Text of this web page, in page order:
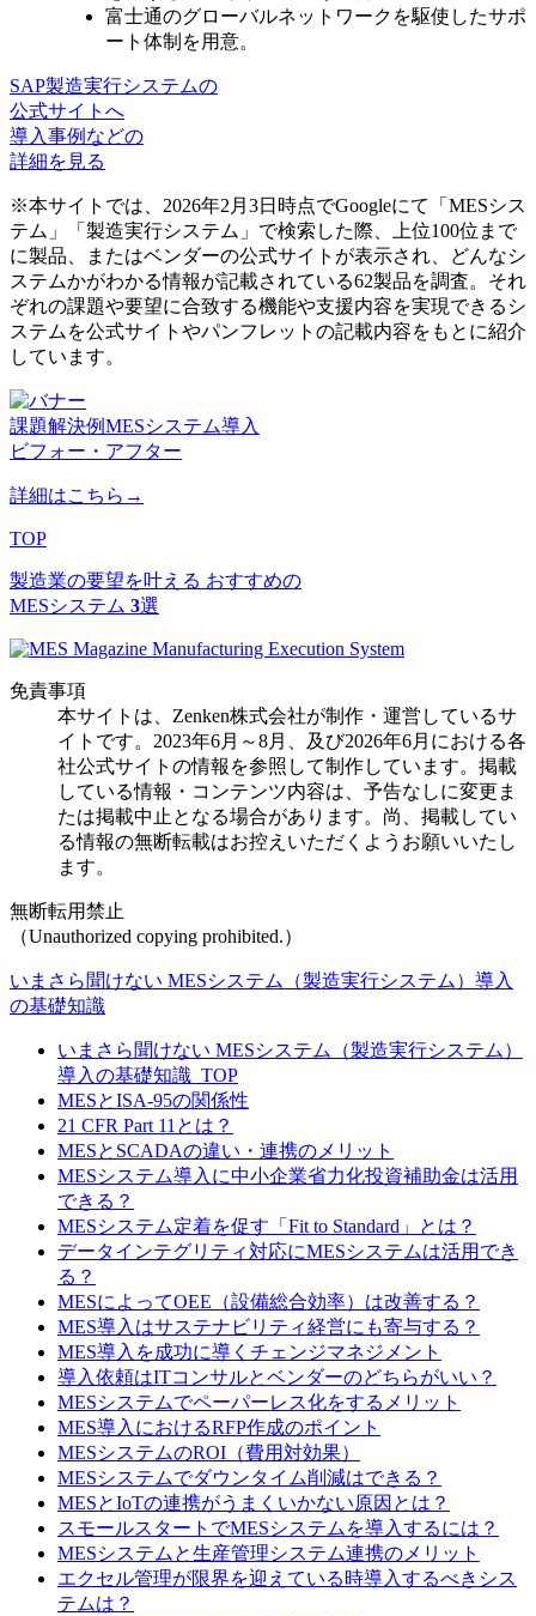
富士通のグローバルネットワークを駆使 したサポ
ート体制を用意。
SAP製造実行システムの
公式サイトへ
導入事例などの
詳細を見る
※本サイトでは、2026年2月3日時点でGoogleにて「MESシス
テム」「製造実行システム」で検索した際、上位100位まで
に製品、またはベンダーの公式サイトが表示され、どんなシ
ステムかがわかる情報が記載されている62製品を調査。それ
ぞれの課題や要望に合致する機能や支援内容を実現できるシ
ステムを公式サイトやパンフレットの記載内容をもとに紹介
しています。
課題解決例MESシステム導入
ビフォー・アフター
詳細はこちら→
TOP
製造業の要望を叶える おすすめの
MESシステム 3選
免責事項
本サイトは、Zenken株式会社が制作・運営しているサ
イトです。2023年6月～8月、及び2026年6月における各
社公式サイトの情報を参照して制作しています。掲載
している情報・コンテンツ内容は、予告なしに変更ま
たは掲載中止となる場合があります。尚、掲載してい
る情報の無断転載はお控えいただくようお願いいたし
ます。
無断転用禁止
（Unauthorized copying prohibited.）
いまさら聞けない MESシステム（製造実行システム）導入
の基礎知識
いまさら聞けない MESシステム（製造実行システム）
導入の基礎知識_TOP
MESとISA-95の関係性
21 CFR Part 11とは？
MESとSCADAの違い・連携のメリット
MESシステム導入に中小企業省力化投資補助金は活用
できる？
MESシステム定着を促す「Fit to Standard」とは？
データインテグリティ対応にMESシステムは活用でき
る？
MESによってOEE（設備総合効率）は改善する？
MES導入はサステナビリティ経営にも寄与する？
MES導入を成功に導くチェンジマネジメント
導入依頼はITコンサルとベンダーのどちらがいい？
MESシステムでペーパーレス化をするメリット
MES導入におけるRFP作成のポイント
MESシステムのROI（費用対効果）
MESシステムでダウンタイム削減はできる？
MESとIoTの連携がうまくいかない原因とは？
スモールスタートでMESシステムを導入するには？
MESシステムと生産管理システム連携のメリット
エクセル管理が限界を迎えている時導入するべきシス
テムは？